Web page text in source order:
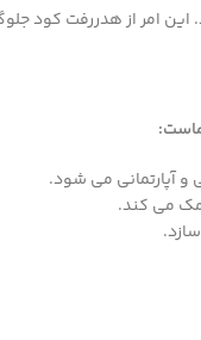
امر از هدررفت کود
آپارتمانی می شود.
می کند.